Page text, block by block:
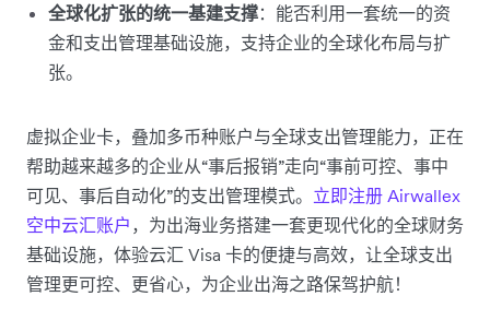
全球化扩张的统一基建支撑：能否利用一套统一的资
金和支出管理基础设施，支持企业的全球化布局与扩
张。
虚拟企业卡，叠加多币种账户与全球支出管理能力，正在
帮助越来越多的企业从“事后报销”走向“事前可控、事中
可见、事后自动化”的支出管理模式。 立即注册 Airwallex
空中云汇账户 ，为出海业务搭建一套更现代化的全球财务
基础设施，体验云汇 Visa 卡的便捷与高效，让全球支出
管理更可控、更省心，为企业出海之路保驾护航！